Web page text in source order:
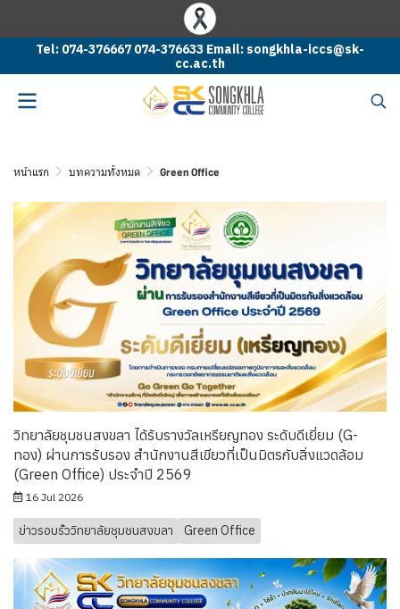
Tel: 074-376667 074-376633 Email: songkhla-iccs@sk-
cc.ac.th
หน้าแรก บทความทั้งหมด Green Office
วิทยาลัยชุมชนสงขลา ได้รับรางวัลเหรียญทอง ระดับดีเยี่ยม (G-
ทอง) ผ่านการรับรอง สำนักงานสีเขียวที่เป็นมิตรกับสิ่งแวดล้อม
(Green Office) ประจำปี 2569
16 Jul 2026
ข่าวรอบรั้ววิทยาลัยชุมชนสงขลา Green Office